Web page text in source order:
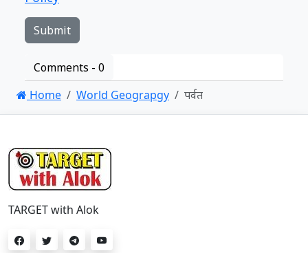
Comments - 0
Home
World Geograpgy पर्वत
TARGET with Alok